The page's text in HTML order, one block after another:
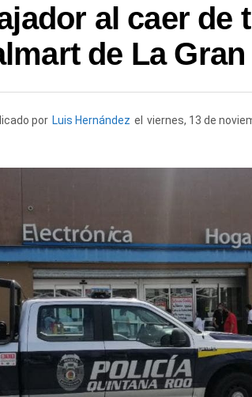
al caer de
de La Gran
por Luis Hernández el viernes, 13 de